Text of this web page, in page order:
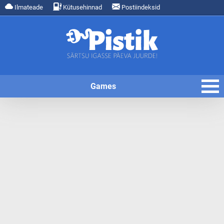
Ilmateade Kütusehinnad Postiindeksid
Games